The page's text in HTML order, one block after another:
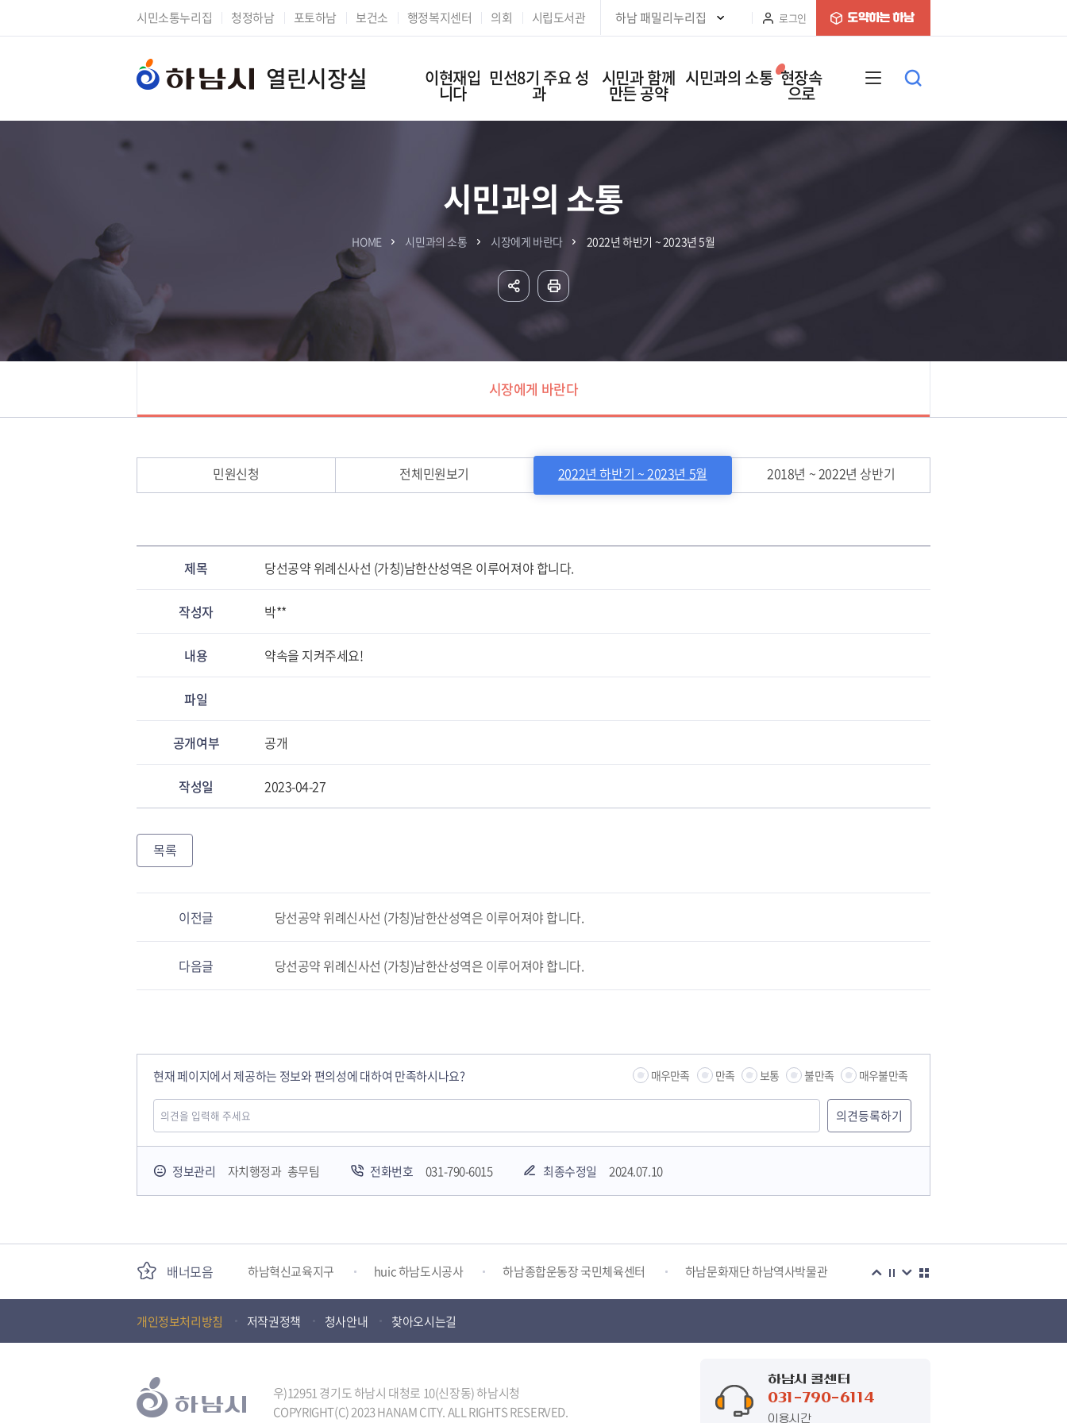
본문 바로가기
시민소통누리집 청정하남 포토하남 보건소 행정복지센터 의회 시립도서관 하남 패밀리누리집 로그인
열린시장실 이현재입
니다
민선8기 주요 성
과
시민과 함께
만든 공약
시민과의 소통
시장에게 바란다
현장속
으로
시민과의 소통
HOME 시민과의 소통 시장에게 바란다 2022년 하반기 ~ 2023년 5월
시장에게 바란다
민원신청 전체민원보기 2022년 하반기 ~ 2023년 5월 2018년 ~ 2022년 상반기
제목 당선공약 위례신사선 (가칭)남한산성역은 이루어져야 합니다.
작성자 박**
내용 약속을 지켜주세요!
파일
공개여부 공개
작성일 2023-04-27
목록
이전글 당선공약 위례신사선 (가칭)남한산성역은 이루어져야 합니다.
다음글 당선공약 위례신사선 (가칭)남한산성역은 이루어져야 합니다.
현재 페이지에서 제공하는 정보와 편의성에 대하여 만족하시나요? 매우만족 만족 보통 불만족 매우불만족
정보관리 자치행정과 총무팀 전화번호 031-790-6015 최종수정일 2024.07.10
배너모음
국민안전교육플랫폼
하남혁신교육지구 huic 하남도시공사 하남종합운동장 국민체육센터 하남문화재단 하남역사박물관
하남문화재단 하남시 가족센터
개인정보처리방침 저작권정책 청사안내 찾아오시는길
우)12951 경기도 하남시 대청로 10(신장동) 하남시청
COPYRIGHT(C) 2023 HANAM CITY. ALL RIGHTS RESERVED.
하남시 콜센터
031-790-6114
이용시간